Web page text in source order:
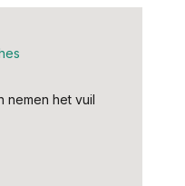
nemen het vuil